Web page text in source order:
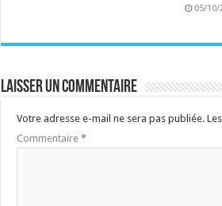
05/10/
Laisser un commentaire
Votre adresse e-mail ne sera pas publiée.
Commentaire *